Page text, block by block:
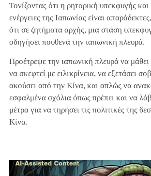
Τονίζοντας ότι η ρητορική υπεκφυγής και
ενέργειες της Ιαπωνίας είναι
ότι σε ζητήματα αρχής, μια στάση
οδηγήσει πουθενά την ιαπωνική πλευρά.
Προέτρεψε την ιαπωνική πλευρά να μάθει
να σκεφτεί με ειλικρίνεια, να εξετάσει
ακούσει από την Κίνα, και απλώς να
εσφαλμένα σχόλια όπως πρέπει και να
μέτρα για να τηρήσει τις πολιτικές της
Κίνα.